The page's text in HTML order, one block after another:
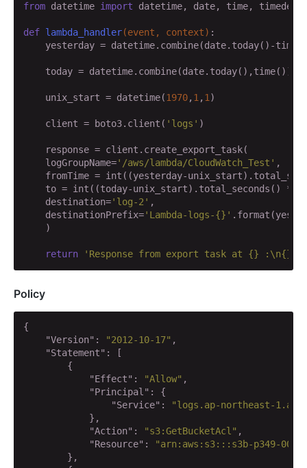
from datetime import datetime, date, time,
def lambda_handler(event, context) :
yesterday = datetime.combine(date.today()-
    today = datetime.combine(date.today(),time())
    unix_start = datetime(
1970, 1, 1)
    client = boto3.client(
'logs' )
    response = client.create_export_task(
    logGroupName=
'/aws/lambda/CloudWatch_Test' ,
fromTime = int((yesterday-
    to = int((today-unix_start).total_seconds() *
    destination=
'log-2' ,
    destinationPrefix=
'Lambda-logs-{}'
    )
return 'Response from export task at {} :\n{}'
Policy
{
"Version" : "2012-10-17" ,
"Statement" : [
        {
"Effect" : "Allow" ,
"Principal" : {
"Service" :
"logs.ap-northeast-
            },
"Action" : "s3:GetBucketAcl" ,
"Resource" :
"arn:aws:s3:::s3b-p349-
        },